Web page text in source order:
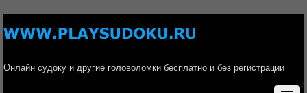
Онлайн судоку и другие головоломки бесплатно и без регистрации